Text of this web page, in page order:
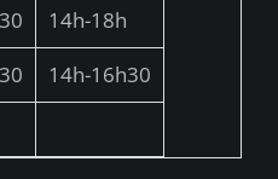
14h-18h
14h-16h30